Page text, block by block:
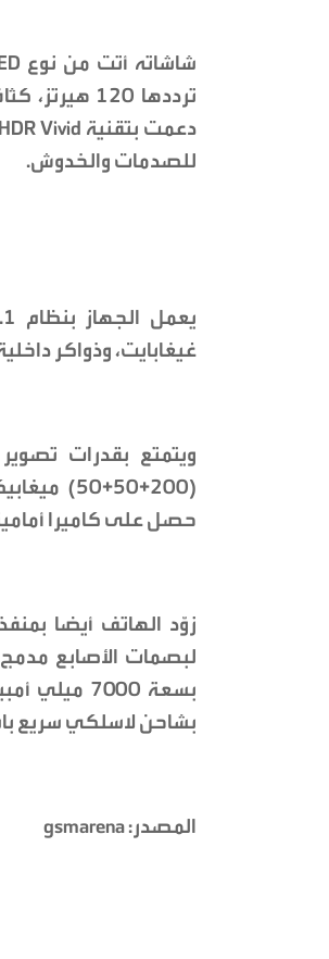
للصدمات والخدوش.
غيغابايت، وذواكر داخلية تتراوح
ويتمتع بقدرات
حصل على كاميرا أمامية بدقة 50
بشاحن لاسلكي سريع
المصدر: gsmarena